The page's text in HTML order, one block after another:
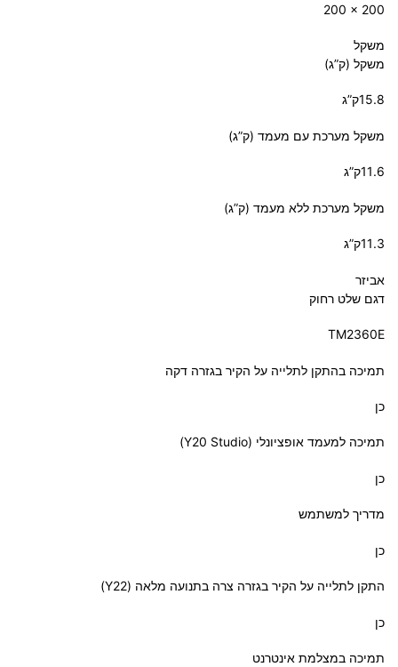
‎200 x 200‎
משקל
משקל (ק”ג)
‎15.8ק”ג‎
משקל מערכת עם מעמד (ק”ג)
‎11.6ק”ג‎
משקל מערכת ללא מעמד (ק”ג)
‎11.3ק”ג‎
אביזר
דגם שלט רחוק
TM2360E
תמיכה בהתקן לתלייה על הקיר בגזרה דקה
כן
תמיכה למעמד אופציונלי (Y20 Studio)
כן
מדריך למשתמש
כן
התקן לתלייה על הקיר בגזרה צרה בתנועה מלאה (Y22)
כן
תמיכה במצלמת אינטרנט